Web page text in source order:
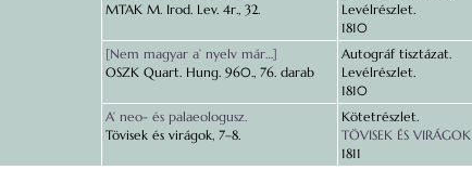
MTAK M. Irod. Lev. 4r., 32.
Levélrészlet.
1810
[Nem magyar a’ nyelv már…]
OSZK Quart. Hung. 960., 76. darab
Autográf tisztázat.
Levélrészlet.
1810
A’ neo- és palaeologusz.
Tövisek és virágok, 7–8.
Kötetrészlet.
TÖVISEK ÉS VIRÁGOK
1811